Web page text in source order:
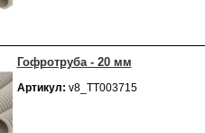
Гофротруба - 20 мм
Артикул: v8_ТТ003715